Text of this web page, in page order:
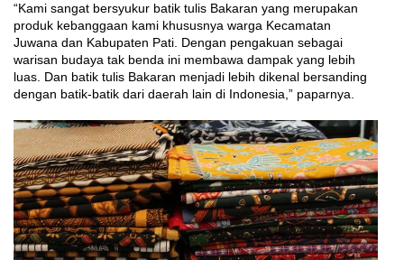
“Kami sangat bersyukur batik tulis Bakaran yang merupakan
produk kebanggaan kami khususnya warga Kecamatan
Juwana dan Kabupaten Pati. Dengan pengakuan sebagai
warisan budaya tak benda ini membawa dampak yang lebih
luas. Dan batik tulis Bakaran menjadi lebih dikenal bersanding
dengan batik-batik dari daerah lain di Indonesia,” paparnya.